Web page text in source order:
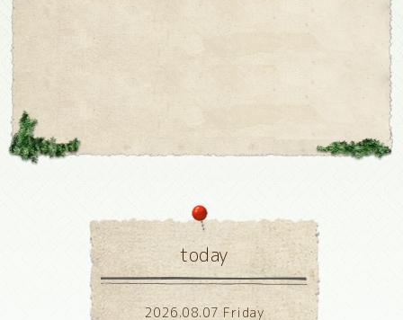
today
2026.08.07 Friday